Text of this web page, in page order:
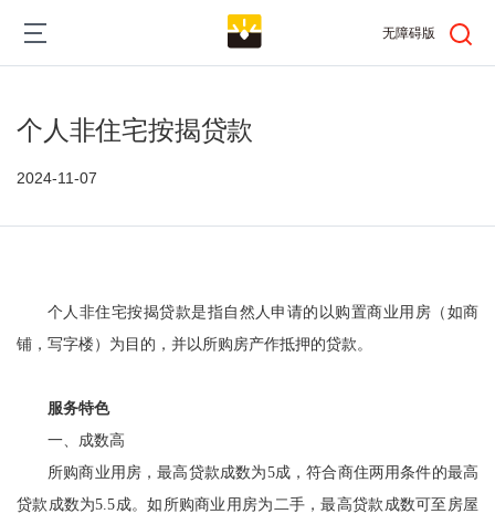
Main
navigation
无障碍版
个人非住宅按揭贷款
2024-11-07
个人 非住宅按揭贷款是指自然人申请的以购置商业用房（如商
铺，写字楼）为目的，并以所购房产作抵押的贷款。
服务特色
一、成数高
所购商业用房，最高贷款成数为5成，符合商住两用条件的最高
贷款成数为5.5成。如所购商业用房为二手，最高贷款 成数可至房屋